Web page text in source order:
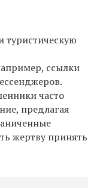
туристическую
ссылки
часто
предлагая
жертву принять